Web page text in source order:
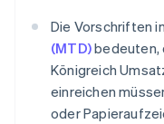
Die Vorschriften
(MTD)bedeuten,
Königreich
einreichen
oder